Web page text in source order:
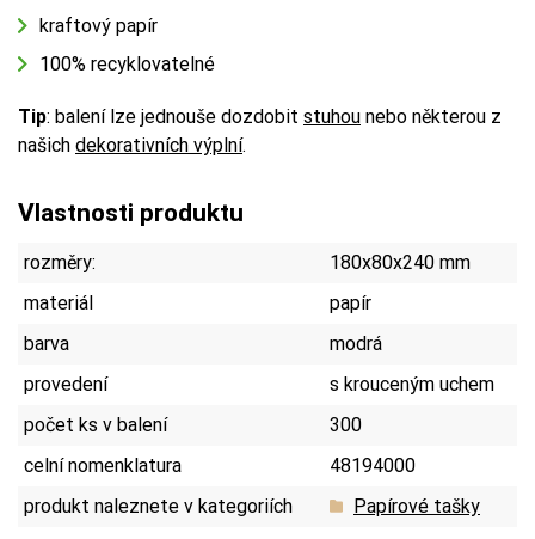
kraftový papír
100% recyklovatelné
Tip: balení lze jednouše dozdobit stuhou nebo některou z
našich dekorativních výplní.
Vlastnosti produktu
rozměry:
180x80x240 mm
materiál
papír
barva
modrá
provedení
s krouceným uchem
počet ks v balení
300
celní nomenklatura
48194000
produkt naleznete v kategoriích
Papírové tašky